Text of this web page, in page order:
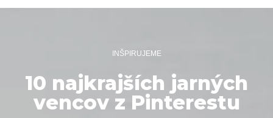
INŠPIRUJEME
10 najkrajších jarných
vencov z Pinterestu